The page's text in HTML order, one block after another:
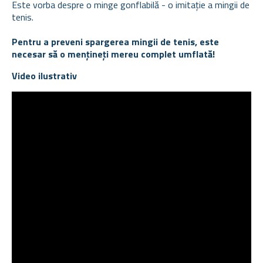
Este vorba despre o minge gonflabilă - o imitație a mingii de
tenis.
Pentru a preveni spargerea mingii de tenis, este
necesar să o mențineți mereu complet umflată!
Video ilustrativ